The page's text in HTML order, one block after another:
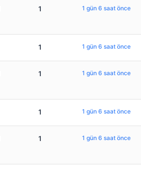
1 1 gün 6 saat önce
1 1 gün 6 saat önce
1 1 gün 6 saat önce
1 1 gün 6 saat önce
1 1 gün 6 saat önce